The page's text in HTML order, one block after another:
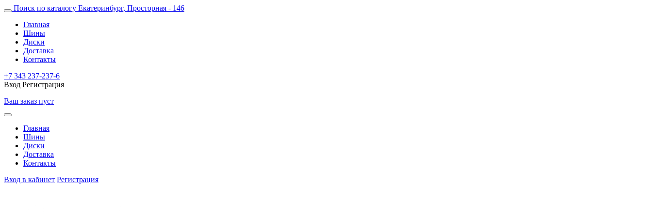
Поиск по каталогу Екатеринбург, Просторная - 146
Главная
Шины
Диски
Доставка
Контакты
+7 343 237-237-6
Вход Регистрация
Ваш заказ пуст
Главная
Шины
Диски
Доставка
Контакты
Вход в кабинет Регистрация